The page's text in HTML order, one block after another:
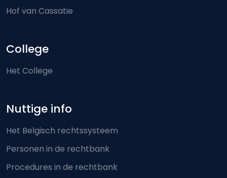
Hof van Cassatie
College
Het College
Nuttige info
Het Belgisch rechtssysteem
Personen in de rechtbank
Procedures in de rechtbank